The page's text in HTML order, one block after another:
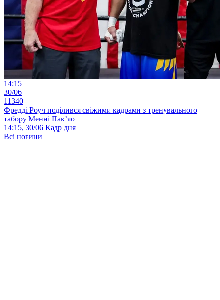
14:15
30/06
11340
Фредді Роуч поділився свіжими кадрами з тренувального
табору Менні Пак’яо
14:15, 30/06 Кадр дня
Всі новини